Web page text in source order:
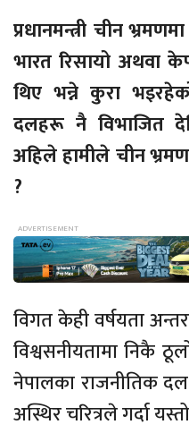
प्रधानमन्त्री चीन
भारत रिसायो अथवा
थिए भन्ने कुरा
दलहरू नै विभाजित
अहिले हामीले चीन
?
विगत केही वर्षयता
विश्वसनीयतामा निकै
नेपालका राजनीतिक
अस्थिर चरित्रले गर्दा